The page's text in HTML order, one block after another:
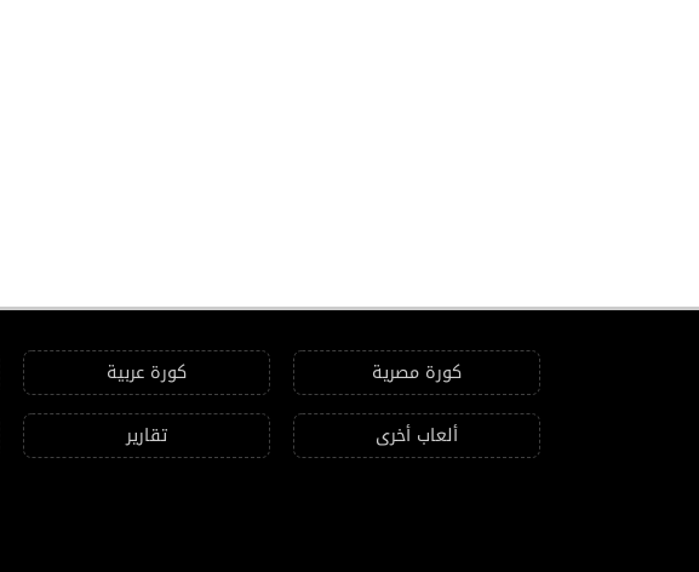
كورة مصرية كورة عربية
ألعاب أخرى
تقارير